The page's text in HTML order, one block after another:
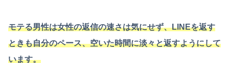
モテる男性は女性の返信の速さは気にせず、LINEを返す
ときも自分のペース、空いた時間に淡々と返すようにして
います。